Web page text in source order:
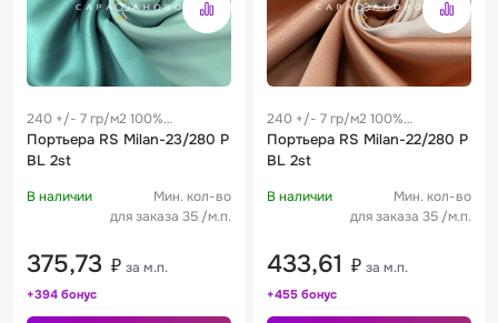
240 +/- 7 гр/м2 100%
полиэстер
Портьера RS Milan-23/280 P
BL 2st
В наличии
Мин. кол-во
для заказа 35 /м.п.
375,73 ₽ за м.п.
+394 бонус
240 +/- 7 гр/м2 100%
полиэстер
Портьера RS Milan-22/280 P
BL 2st
В наличии
Мин. кол-во
для заказа 35 /м.п.
433,61 ₽ за м.п.
+455 бонус